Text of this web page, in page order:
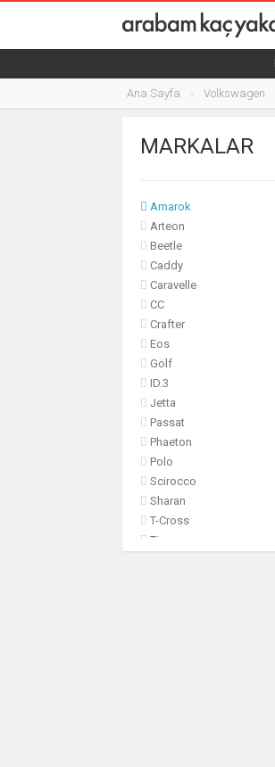
Ana Sayfa Volkswagen
MARKALAR
SUBARU
SUZUKI
TESLA
Amarok
Arteon
Beetle
Caddy
Caravelle
CC
Crafter
Eos
Golf
ID.3
Jetta
Passat
Phaeton
Polo
Scirocco
Sharan
T-Cross
Tiguan